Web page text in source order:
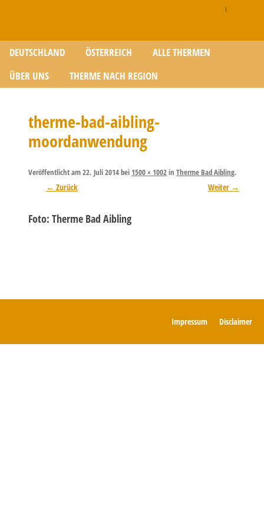
|
Zum Inhalt springen
DEUTSCHLAND ÖSTERREICH
ALLE THERMEN
ÜBER UNS
THERME NACH REGION
therme-bad-aibling-
moordanwendung
Veröffentlicht am22. Juli 2014bei 1500 × 1002in Therme Bad Aibling.
← Zurück Weiter →
Foto: Therme Bad Aibling
Disclaimer
Impressum